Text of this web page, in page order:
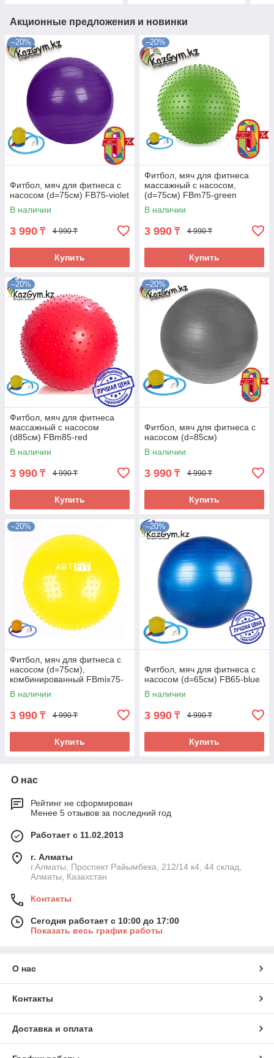
Акционные предложения и новинки
–20%
Фитбол, мяч для фитнеса c
насосом (d=75см) FB75-violet
В наличии
3 990 ₸ 4 990 ₸
Купить
–20%
Фитбол, мяч для фитнеса
массажный с насосом,
(d=75см) FBm75-green
В наличии
3 990 ₸ 4 990 ₸
Купить
–20%
Фитбол, мяч для фитнеса
массажный с насосом
(d85см) FBm85-red
В наличии
3 990 ₸ 4 990 ₸
Купить
–20%
Фитбол, мяч для фитнеса с
насосом (d=85см)
В наличии
3 990 ₸ 4 990 ₸
Купить
–20%
Фитбол, мяч для фитнеса c
насосом (d=75см),
комбинированный FBmix75-
yellow
В наличии
3 990 ₸ 4 990 ₸
Купить
–20%
Фитбол, мяч для фитнеса с
насосом (d=65см) FB65-blue
В наличии
3 990 ₸ 4 990 ₸
Купить
О нас
Рейтинг не сформирован
Менее 5 отзывов за последний год
Работает с 11.02.2013
г. Алматы
г.Алматы, Проспект Райымбека, 212/14 к4, 44 склад,
Алматы, Казахстан
Контакты
Сегодня работает с 10:00 до 17:00
Показать весь график работы
О нас
Контакты
Доставка и оплата